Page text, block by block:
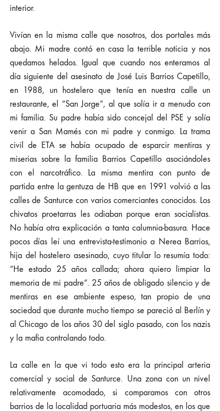
interior.
Vivían en la misma calle que nosotros, dos portales más
abajo. Mi madre contó en casa la terrible noticia y nos
quedamos helados. Igual que cuando nos enteramos al
día siguiente del asesinato de José Luis Barrios Capetillo,
en 1988, un hostelero que tenía en nuestra calle un
restaurante, el “San Jorge”, al que solía ir a menudo con
mi familia. Su padre había sido concejal del PSE y solía
venir a San Mamés con mi padre y conmigo. La trama
civil de ETA se había ocupado de esparcir mentiras y
miserias sobre la familia Barrios Capetillo asociándoles
con el narcotráfico. La misma mentira con punto de
partida entre la gentuza de HB que en 1991 volvió a las
calles de Santurce con varios comerciantes conocidos. Los
chivatos proetarras les odiaban porque eran socialistas.
No había otra explicación a tanta calumnia-basura. Hace
pocos días leí una entrevista-testimonio a Nerea Barrios,
hija del hostelero asesinado, cuyo titular lo resumía todo:
“He estado 25 años callada; ahora quiero limpiar la
memoria de mi padre”. 25 años de obligado silencio y de
mentiras en ese ambiente espeso, tan propio de una
sociedad que durante mucho tiempo se pareció al Berlín y
al Chicago de los años 30 del siglo pasado, con los nazis
y la mafia controlando todo.
La calle en la que vi todo esto era la principal arteria
comercial y social de Santurce. Una zona con un nivel
relativamente acomodado, si comparamos con otros
barrios de la localidad portuaria más modestos, en los que